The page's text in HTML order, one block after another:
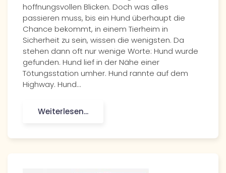
hoffnungsvollen Blicken. Doch was alles
passieren muss, bis ein Hund überhaupt die
Chance bekommt, in einem Tierheim in
Sicherheit zu sein, wissen die wenigsten. Da
stehen dann oft nur wenige Worte: Hund wurde
gefunden. Hund lief in der Nähe einer
Tötungsstation umher. Hund rannte auf dem
Highway. Hund…
Weiterlesen...